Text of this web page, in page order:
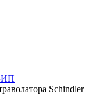
Schindler